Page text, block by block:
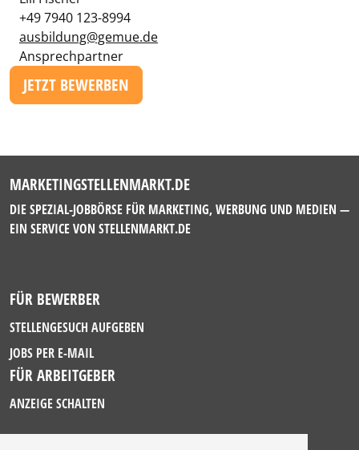
+49 7940 123-8994
ausbildung@gemue.de
Ansprechpartner
JETZT BEWERBEN
MARKETINGSTELLENMARKT.DE
DIE SPEZIAL-JOBBÖRSE FÜR MARKETING, WERBUNG UND MEDIEN —
EIN SERVICE VON STELLENMARKT.DE
FÜR BEWERBER
STELLENGESUCH AUFGEBEN
JOBS PER E-MAIL
FÜR ARBEITGEBER
ANZEIGE SCHALTEN